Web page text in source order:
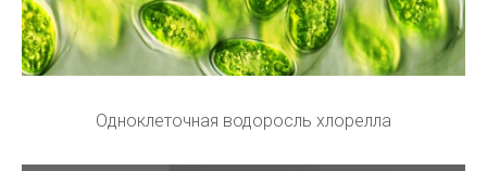
Одноклеточная водоросль хлорелла